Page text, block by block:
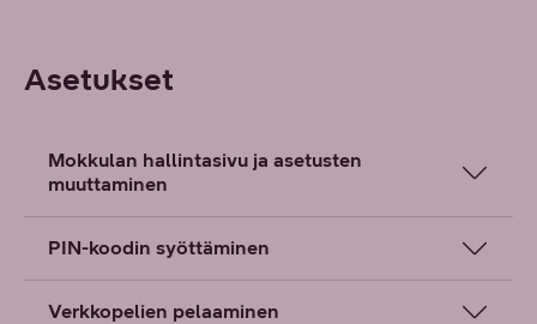
Asetukset
Mokkulan hallintasivu ja asetusten
muuttaminen
PIN-koodin syöttäminen
Verkkopelien pelaaminen